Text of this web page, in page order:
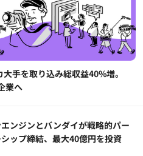
手を取り込み総収益40%増。
業へ
ンジンとバンダイが戦略的パー
シップ締結、最大40億円を投資